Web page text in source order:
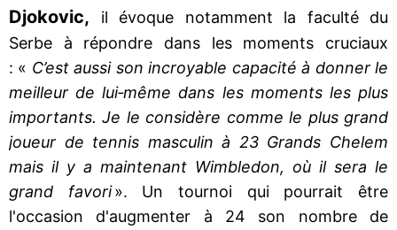
Djokovic, il évoque notamment la faculté du
Serbe à répondre dans les moments cruciaux
: « C’est aussi son incroyable capacité à donner le
meilleur de lui‐même dans les moments les plus
importants. Je le considère comme le plus grand
joueur de tennis masculin à 23 Grands Chelem
mais il y a maintenant Wimbledon, où il sera le
grand favori». Un tournoi qui pourrait être
l'occasion d'augmenter à 24 son nombre de